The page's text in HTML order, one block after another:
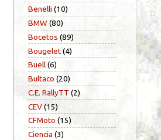
Benelli (10)
BMW (80)
Bocetos (89)
Bougelet(4)
Buell(6)
Bultaco (20)
C.E. RallyTT (2)
CEV(15)
CFMoto (15)
Ciencia (3)